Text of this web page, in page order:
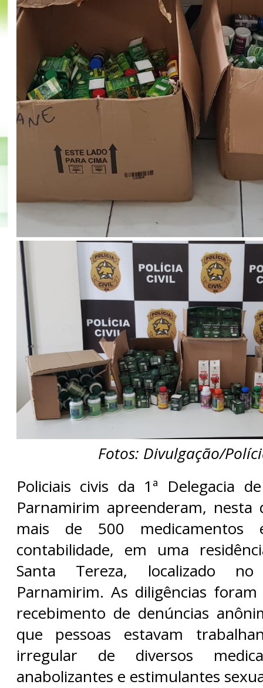
Fotos: Divulgação/
Policiais civis da 1ª Delegacia
Parnamirim apreenderam, nesta
mais de 500 medicamentos
contabilidade, em uma
Santa Tereza, localizado
Parnamirim. As diligências
recebimento de denúncias
que pessoas estavam
irregular de diversos
anabolizantes e estimulantes